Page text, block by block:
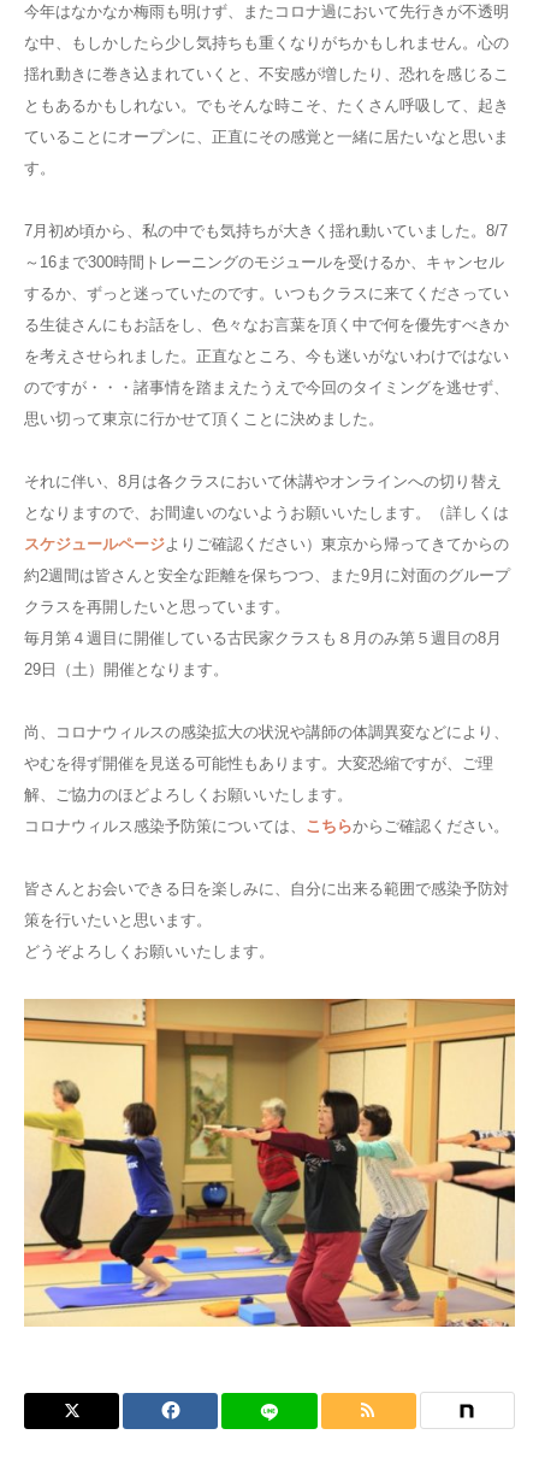
今年はなかなか梅雨も明けず、またコロナ過において先行きが不透明
な中、もしかしたら少し気持ちも重くなりがちかもしれません。心の
揺れ動きに巻き込まれていくと、不安感が増したり、恐れを感じるこ
ともあるかもしれない。でもそんな時こそ、たくさん呼吸して、起き
ていることにオープンに、正直にその感覚と一緒に居たいなと思いま
す。
7月初め頃から、私の中でも気持ちが大きく揺れ動いていました。8/7
～16まで300時間トレーニングのモジュールを受けるか、キャンセル
するか、ずっと迷っていたのです。いつもクラスに来てくださってい
る生徒さんにもお話をし、色々なお言葉を頂く中で何を優先すべきか
を考えさせられました。正直なところ、今も迷いがないわけではない
のですが・・・諸事情を踏まえたうえで今回のタイミングを逃せず、
思い切って東京に行かせて頂くことに決めました。
それに伴い、8月は各クラスにおいて休講やオンラインへの切り替え
となりますので、お間違いのないようお願いいたします。（詳しくは
スケジュールページよりご確認ください）東京から帰ってきてからの
約2週間は皆さんと安全な距離を保ちつつ、また9月に対面のグループ
クラスを再開したいと思っています。
毎月第４週目に開催している古民家クラスも８月のみ第５週目の8月
29日（土）開催となります。
尚、コロナウィルスの感染拡大の状況や講師の体調異変などにより、
やむを得ず開催を見送る可能性もあります。大変恐縮ですが、ご理
解、ご協力のほどよろしくお願いいたします。
コロナウィルス感染予防策については、 こちらからご確認ください。
皆さんとお会いできる日を楽しみに、自分に出来る範囲で感染予防対
策を行いたいと思います。
どうぞよろしくお願いいたします。